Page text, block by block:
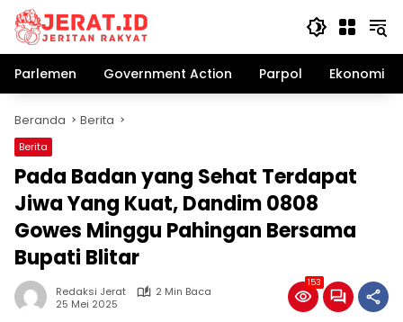
Langsung
konten
Parlemen
Government Action Parpol Ekonomi
Beranda Berita
Berita
Pada Badan yang Sehat Terdapat
Jiwa Yang Kuat, Dandim 0808
Gowes Minggu Pahingan Bersama
Bupati Blitar
Redaksi Jerat
2 Min Baca
25 Mei 2025
153